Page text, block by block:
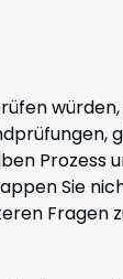
Prozess
Sie
Fragen